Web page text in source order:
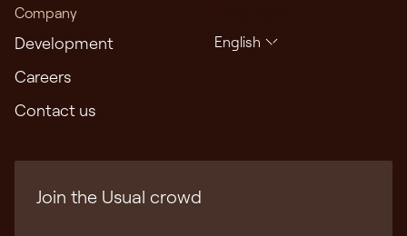
Join the Usual crowd
Company
Development
Careers
Contact us
English